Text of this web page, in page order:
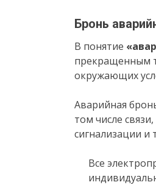
Бронь
В понятие
прекращенным
окружающих
Аварийная
том числе
сигнализации и
Все